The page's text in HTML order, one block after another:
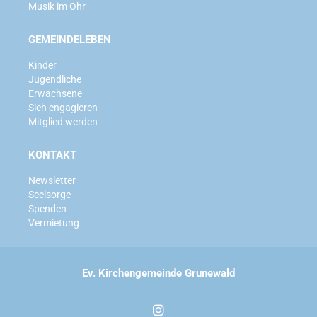
Musik im Ohr
GEMEINDELEBEN
Kinder
Jugendliche
Erwachsene
Sich engagieren
Mitglied werden
KONTAKT
Newsletter
Seelsorge
Spenden
Vermietung
Ev. Kirchengemeinde Grunewald